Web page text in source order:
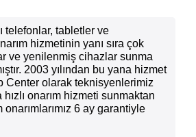
telefonlar, tabletler ve
hizmetinin yanı sıra çok
ve yenilenmiş cihazlar sunma
2003 yılından bu yana hizmet
Center olarak teknisyenlerimiz
hızlı onarım hizmeti sunmaktan
6 ay garantiyle